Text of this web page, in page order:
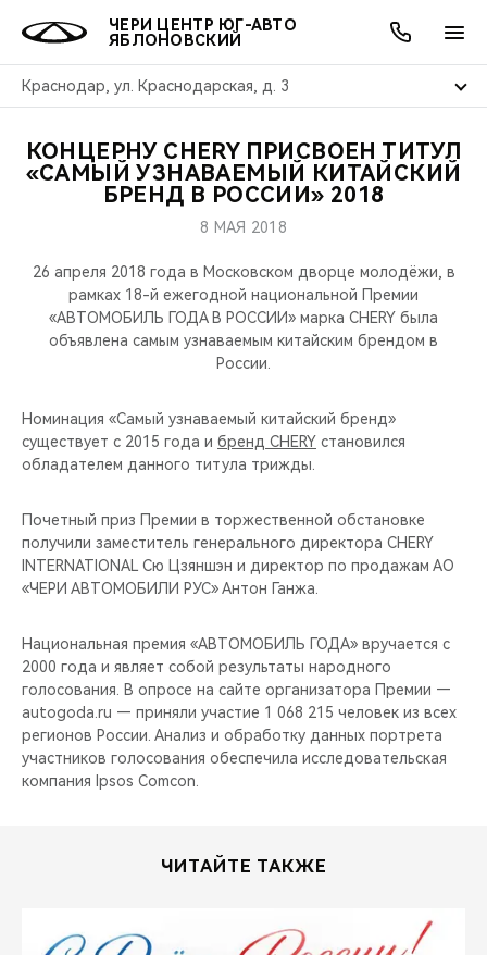
ЧЕРИ ЦЕНТР ЮГ-АВТО
ЯБЛОНОВСКИЙ
Краснодар, ул. Краснодарская, д. 3
МОДЕЛИ
КРОССОВЕРЫ
СЕДАНЫ
НОВИНКИ
ПОКУПАТЕЛЯМ
КРЕДИТ И СТРАХОВАНИЕ
ВЛАДЕЛЬЦАМ
ЗАПЧАСТИ И АКСЕССУАРЫ
ПОДДЕРЖКА
МИР CHERY
О БРЕНДЕ
CHERY В СОЦСЕТЯХ
БЛАГОТВОРИТЕЛЬНОСТЬ
CHERY И СПОРТ
ВИДЕООБЗОРЫ
CHERY ДЛЯ ДЕТЕЙ
АКЦИИ
ОНЛАЙН СЕРВИСЫ
КРЕДИТ
О КОМПАНИИ
МЫ В СОЦСЕТЯХ
КОНЦЕРНУ CHERY ПРИСВОЕН ТИТУЛ
«САМЫЙ УЗНАВАЕМЫЙ КИТАЙСКИЙ
БРЕНД В РОССИИ» 2018
8 МАЯ 2018
26 апреля 2018 года в Московском дворце молодёжи, в
рамках 18-й ежегодной национальной Премии
«АВТОМОБИЛЬ ГОДА В РОССИИ» марка CHERY была
объявлена самым узнаваемым китайским брендом в
России.
Номинация «Самый узнаваемый китайский бренд»
существует с 2015 года и бренд CHERY становился
обладателем данного титула трижды.
Почетный приз Премии в торжественной обстановке
получили заместитель генерального директора CHERY
INTERNATIONAL Сю Цзяншэн и директор по продажам АО
«ЧЕРИ АВТОМОБИЛИ РУС» Антон Ганжа.
Национальная премия «АВТОМОБИЛЬ ГОДА» вручается с
2000 года и являет собой результаты народного
голосования. В опросе на сайте организатора Премии —
autogoda.ru — приняли участие 1 068 215 человек из всех
регионов России. Анализ и обработку данных портрета
участников голосования обеспечила исследовательская
компания Ipsos Comcon.
ЧИТАЙТЕ ТАКЖЕ